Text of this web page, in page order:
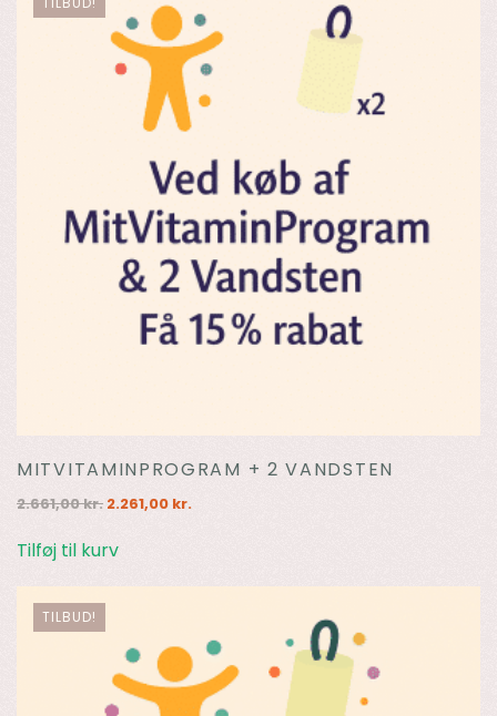
MITVITAMINPROGRAM + 2 VANDSTEN
2.661,00kr. Den
pris
2.261,00 kr.Den
Tilføj til kurv
TILBUD!